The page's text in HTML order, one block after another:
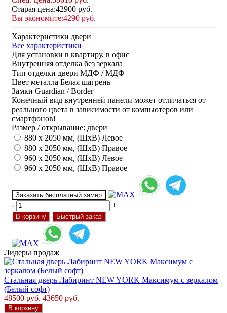
Старая цена:42900 руб.
Вы экономите:4290 руб.
Характеристики двери
Все характеристики
Для установки в квартиру, в офис
Внутренняя отделка без зеркала
Тип отделки двери МДФ / МДФ
Цвет металла Белая шагрень
Замки Guardian / Border
Конечный вид внутренней панели может отличаться от
реального цвета в зависимости от компьютеров или
смартфонов!
Размер / открывание: двери
880 х 2050 мм, (ШхВ) Левое
880 х 2050 мм, (ШхВ) Правое
960 х 2050 мм, (ШхВ) Левое
960 х 2050 мм, (ШхВ) Правое
Заказать бесплатный замер
- +
В корзину Быстрый заказ
Лидеры продаж
Стальная дверь Лабиринт NEW YORK Максимум с зеркалом
(Белый софт)
48500 руб. 43650 руб.
В корзину